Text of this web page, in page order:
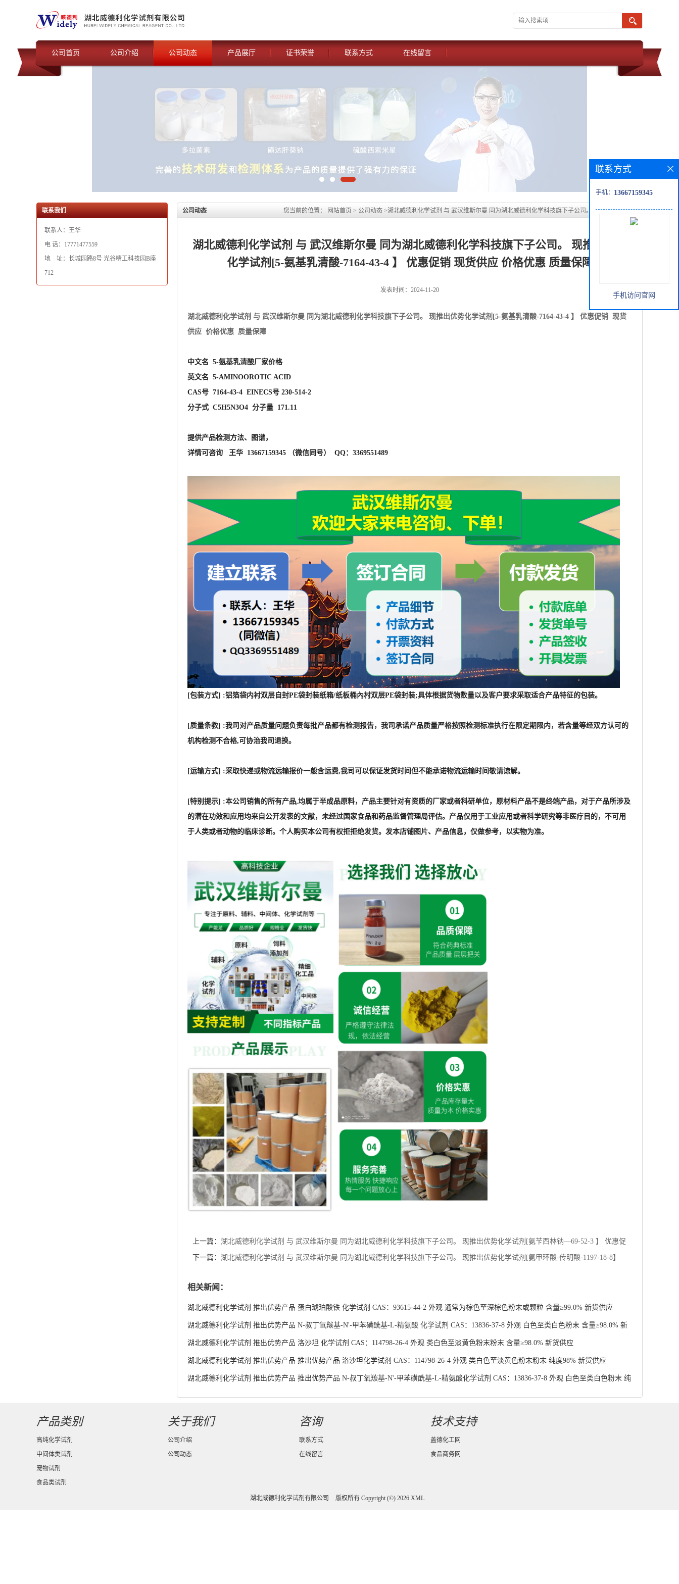
公司首页 公司介绍 公司动态 产品展厅 证书荣誉 联系方式 在线留言
联系我们
联系人：王华
电 话：17771477559
地 址：长城园路8号 光谷精工科技园B座
712
公司动态 您当前的位置： 网站首页 > 公司动态 >湖北威德利化学试剂 与 武汉维斯尔曼 同为湖北威德利化学科技旗下子公司。 现推出优势化学
湖北威德利化学试剂 与 武汉维斯尔曼 同为湖北威德利化学科技旗下子公司。 现推出优势
化学试剂[5-氨基乳清酸-7164-43-4 】 优惠促销 现货供应 价格优惠 质量保障
发表时间：2024-11-20
湖北威德利化学试剂 与 武汉维斯尔曼 同为湖北威德利化学科技旗下子公司。 现推出优势化学试剂[5-氨基乳清酸-7164-43-4 】 优惠促销 现货
供应 价格优惠 质量保障
中文名 5-氨基乳清酸厂家价格
英文名 5-AMINOOROTIC ACID
CAS号 7164-43-4 EINECS号 230-514-2
分子式 C5H5N3O4 分子量 171.11
提供产品检测方法、图谱，
详情可咨询 王华 13667159345 （微信同号） QQ：3369551489
[包装方式] :铝箔袋内衬双层自封PE袋封装纸箱/纸板桶內村双层PE袋封装;具体根据货物数量以及客户要求采取适合产品特征的包装。
[质量条教] :我司对产品质量问题负责每批产品都有检测报告，我司承诺产品质量严格按照检测标准执行在限定期限内，若含量等经双方认可的
机构检测不合格,可协治我司退换。
[运输方式] :采取快递或物流远输报价一般含运费,我司可以保证发货时间但不能承诺物流运输时间敬请谅解。
[特别提示] :本公司销售的所有产品,均属于半成品原料，产品主要针对有资质的厂家或者科研单位，原材料产品不是终端产品，对于产品所涉及
的潜在功效和应用均来自公开发表的文献，未经过国家食品和药品监督管理局评估。产品仅用于工业应用或者科学研究等非医疗目的，不可用
于人类或者动物的临床诊断。个人购买本公司有权拒拒绝发货。发本店铺图片、产品信息，仅做参考，以实物为准。
上一篇： 湖北威德利化学试剂 与 武汉维斯尔曼 同为湖北威德利化学科技旗下子公司。 现推出优势化学试剂[氨苄西林钠—69-52-3 】 优惠促
销 现货供应 价格优惠 质量保障
下一篇： 湖北威德利化学试剂 与 武汉维斯尔曼 同为湖北威德利化学科技旗下子公司。 现推出优势化学试剂[氨甲环酸-传明酸-1197-18-8】
相关新闻：
湖北威德利化学试剂 推出优势产品 蛋白琥珀酸铁 化学试剂 CAS：93615-44-2 外观 通常为棕色至深棕色粉末或颗粒 含量≥99.0% 新货供应
湖北威德利化学试剂 推出优势产品 N-叔丁氧羰基-N'-甲苯磺酰基-L-精氨酸 化学试剂 CAS：13836-37-8 外观 白色至类白色粉末 含量≥98.0% 新
货供应
湖北威德利化学试剂 推出优势产品 洛沙坦 化学试剂 CAS：114798-26-4 外观 类白色至淡黄色粉末粉末 含量≥98.0% 新货供应
湖北威德利化学试剂 推出优势产品 推出优势产品 洛沙坦化学试剂 CAS：114798-26-4 外观 类白色至淡黄色粉末粉末 纯度98% 新货供应
湖北威德利化学试剂 推出优势产品 推出优势产品 N-叔丁氧羰基-N'-甲苯磺酰基-L-精氨酸化学试剂 CAS：13836-37-8 外观 白色至类白色粉末 纯
度98% 新货供应
联系方式
手机： 13667159345
手机访问官网
产品类别
高纯化学试剂
中间体类试剂
宠物试剂
食品类试剂
关于我们
公司介绍
公司动态
咨询
联系方式
在线留言
技术支持
盖德化工网
食品商务网
湖北威德利化学试剂有限公司 版权所有 Copyright (©) 2026 XML